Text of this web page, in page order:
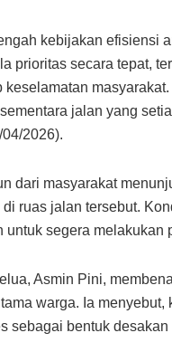
kebijakan efisiensi
prioritas secara tepat,
keselamatan
jalan yang
04/2026).
dari masyarakat
ruas jalan tersebut.
untuk segera melakukan
Asmin Pini,
warga. Ia
sebagai bentuk